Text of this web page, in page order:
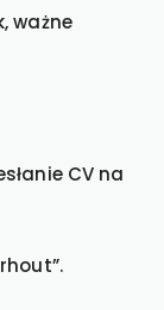
ważne
CV na